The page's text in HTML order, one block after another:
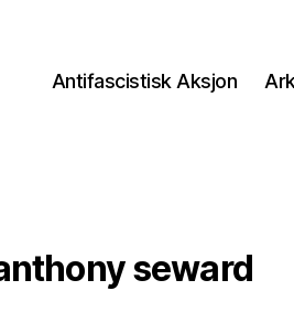
Antifascistisk Aksjon
seward